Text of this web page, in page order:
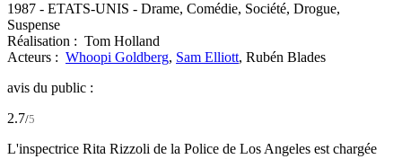
1987 - ETATS-UNIS - Drame, Comédie, Société, Drogue,
Suspense
Réalisation : Tom Holland
Acteurs : Whoopi Goldberg, Sam Elliott, Rubén Blades
avis du public :
2.7/5
L'inspectrice Rita Rizzoli de la Police de Los Angeles est chargée